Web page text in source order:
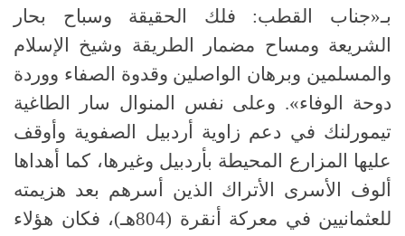
بـ«جناب القطب: فلك الحقيقة وسباح بحار
الشريعة ومساح مضمار الطريقة وشيخ الإسلام
والمسلمين وبرهان الواصلين وقدوة الصفاء ووردة
دوحة الوفاء». وعلى نفس المنوال سار الطاغية
تيمورلنك في دعم زاوية أردبيل الصفوية وأوقف
عليها المزارع المحيطة بأردبيل وغيرها، كما أهداها
ألوف الأسرى الأتراك الذين أسرهم بعد هزيمته
للعثمانيين في معركة أنقرة (804هـ)، فكان هؤلاء